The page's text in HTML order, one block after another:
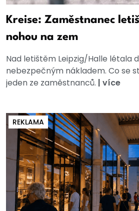
Kreise: Zaměstnanec
nohou na zem
Nad letištěm Leipzig/Halle létala
nebezpečným nákladem. Co se
jeden ze zaměstnanců. | více
REKLAMA